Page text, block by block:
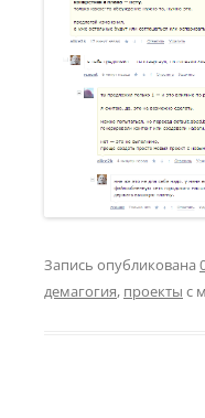
Запись опубликована
демагогия, проекты с